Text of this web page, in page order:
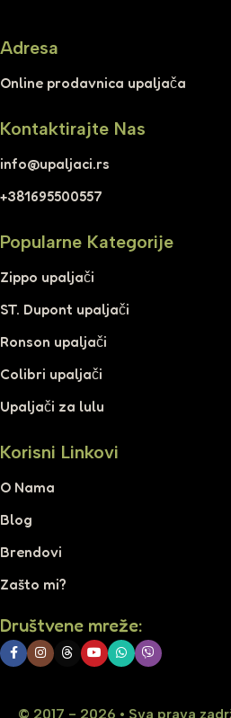
Adresa
Online prodavnica upaljača
Kontaktirajte Nas
info@upaljaci.rs
+381695500557
Popularne Kategorije
Zippo upaljači
ST. Dupont upaljači
Ronson upaljači
Colibri upaljači
Upaljači za lulu
Korisni Linkovi
O Nama
Blog
Brendovi
Zašto mi?
Društvene mreže:
© 2017 - 2026 • Sva prava